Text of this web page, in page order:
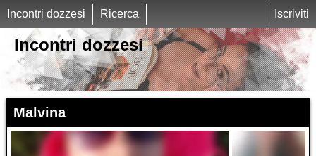
Incontri dozzesi Ricerca Iscriviti
Incontri dozzesi
Malvina